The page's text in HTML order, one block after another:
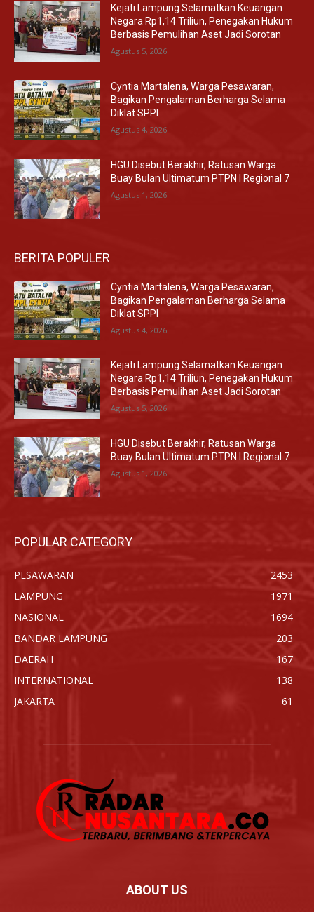
Kejati Lampung Selamatkan Keuangan
Negara Rp1,14 Triliun, Penegakan Hukum
Berbasis Pemulihan Aset Jadi Sorotan
Agustus 5, 2026
Cyntia Martalena, Warga Pesawaran,
Bagikan Pengalaman Berharga Selama
Diklat SPPI
Agustus 4, 2026
HGU Disebut Berakhir, Ratusan Warga
Buay Bulan Ultimatum PTPN I Regional 7
Agustus 1, 2026
BERITA POPULER
Cyntia Martalena, Warga Pesawaran,
Bagikan Pengalaman Berharga Selama
Diklat SPPI
Agustus 4, 2026
Kejati Lampung Selamatkan Keuangan
Negara Rp1,14 Triliun, Penegakan Hukum
Berbasis Pemulihan Aset Jadi Sorotan
Agustus 5, 2026
HGU Disebut Berakhir, Ratusan Warga
Buay Bulan Ultimatum PTPN I Regional 7
Agustus 1, 2026
POPULAR CATEGORY
PESAWARAN
2453
LAMPUNG
1971
NASIONAL
1694
BANDAR LAMPUNG
203
DAERAH
167
INTERNATIONAL
138
JAKARTA
61
ABOUT US